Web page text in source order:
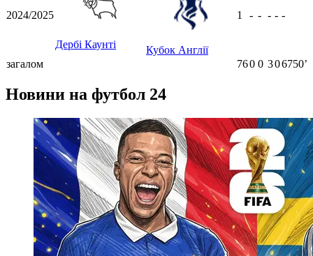
2024/2025
Дербі Каунті Кубок Англії
1 - - - - -
загалом 760 0 306750ʼ
Новини на футбол 24